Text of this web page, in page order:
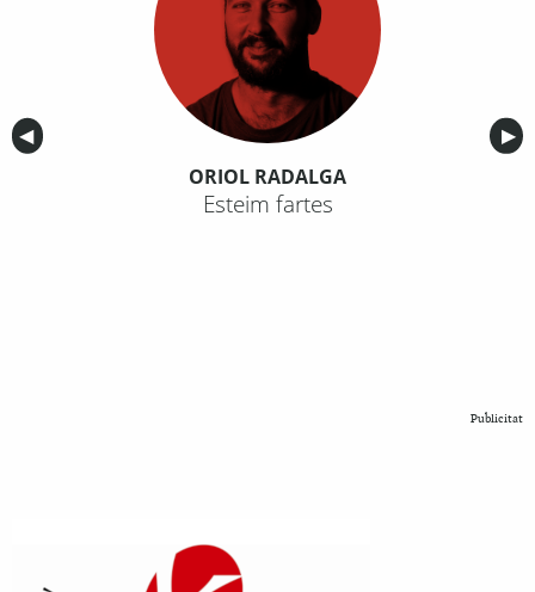
Anterior
◀︎ ▶︎
ORIOL RADALGA
Esteim fartes
Publicitat